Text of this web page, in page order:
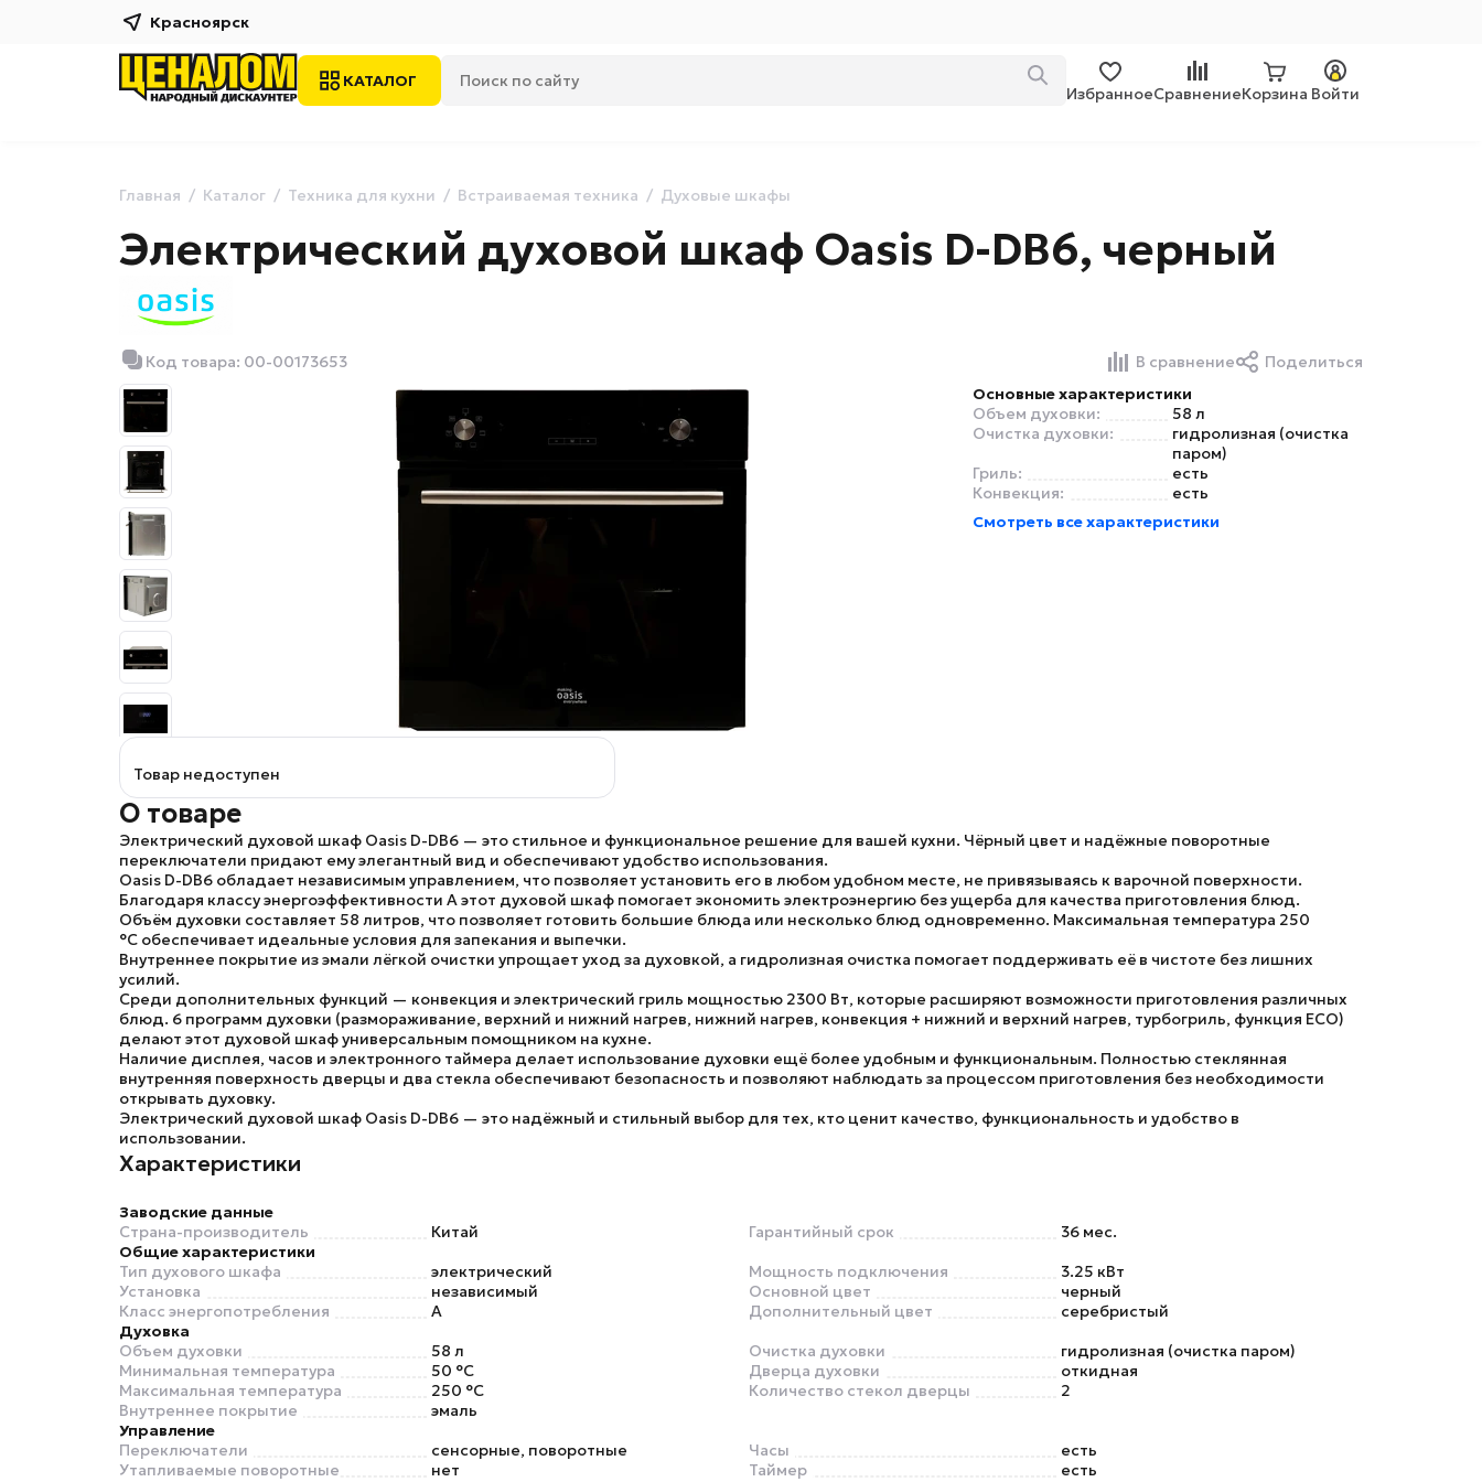
Красноярск
КАТАЛОГ
ИзбранноеСравнениеКорзина Войти
Главная Каталог Техника для кухни Встраиваемая техника Духовые шкафы
Электрический духовой шкаф Oasis D-DB6, черный
Код товара: 00-00173653 В сравнение
Поделиться
Основные характеристики
Объем духовки:
58 л
Очистка духовки:
гидролизная (очистка
паром)
Гриль:
есть
Конвекция:
есть
Смотреть все характеристики
Товар недоступен
О товаре
Электрический духовой шкаф Oasis D-DB6 — это стильное и функциональное решение для вашей кухни. Чёрный цвет и надёжные поворотные
переключатели придают ему элегантный вид и обеспечивают удобство использования.
Оasis D-DB6 обладает независимым управлением, что позволяет установить его в любом удобном месте, не привязываясь к варочной поверхности.
Благодаря классу энергоэффективности Aэтот духовой шкаф помогает экономить электроэнергию без ущерба для качества приготовления блюд.
Объём духовки составляет 58 литров, что позволяет готовить большие блюда или несколько блюд одновременно. Максимальная температура 250
°C обеспечивает идеальные условия для запекания и выпечки.
Внутреннее покрытие из эмали лёгкой очистки упрощает уход за духовкой, а гидролизная очистка помогает поддерживать её в чистоте без лишних
усилий.
Среди дополнительных функций — конвекция и электрический гриль мощностью 2300 Вт, которые расширяют возможности приготовления различных
блюд. 6 программ духовки (размораживание, верхний и нижний нагрев, нижний нагрев, конвекция + нижний и верхний нагрев, турбогриль, функция ECO)
делают этот духовой шкаф универсальным помощником на кухне.
Наличие дисплея, часов и электронного таймера делает использование духовки ещё более удобным и функциональным. Полностью стеклянная
внутренняя поверхность дверцы и два стекла обеспечивают безопасность и позволяют наблюдать за процессом приготовления без необходимости
открывать духовку.
Электрический духовой шкаф Oasis D-DB6 — это надёжный и стильный выбор для тех, кто ценит качество, функциональность и удобство в
использовании.
Характеристики
Заводские данные
Страна-производитель
Китай Гарантийный срок
36 мес.
Общие характеристики
Тип духового шкафа
электрический
Установка
независимый
Класс энергопотребления
A
Мощность подключения
3.25 кВт
Основной цвет
черный
Дополнительный цвет
серебристый
Духовка
Объем духовки
58 л
Минимальная температура
50 °C
Максимальная температура
250 °C
Внутреннее покрытие
эмаль
Очистка духовки
гидролизная (очистка паром)
Дверца духовки
откидная
Количество стекол дверцы
2
Управление
Переключатели
сенсорные, поворотные
Утапливаемые поворотные
нет
Часы
есть
Таймер
есть